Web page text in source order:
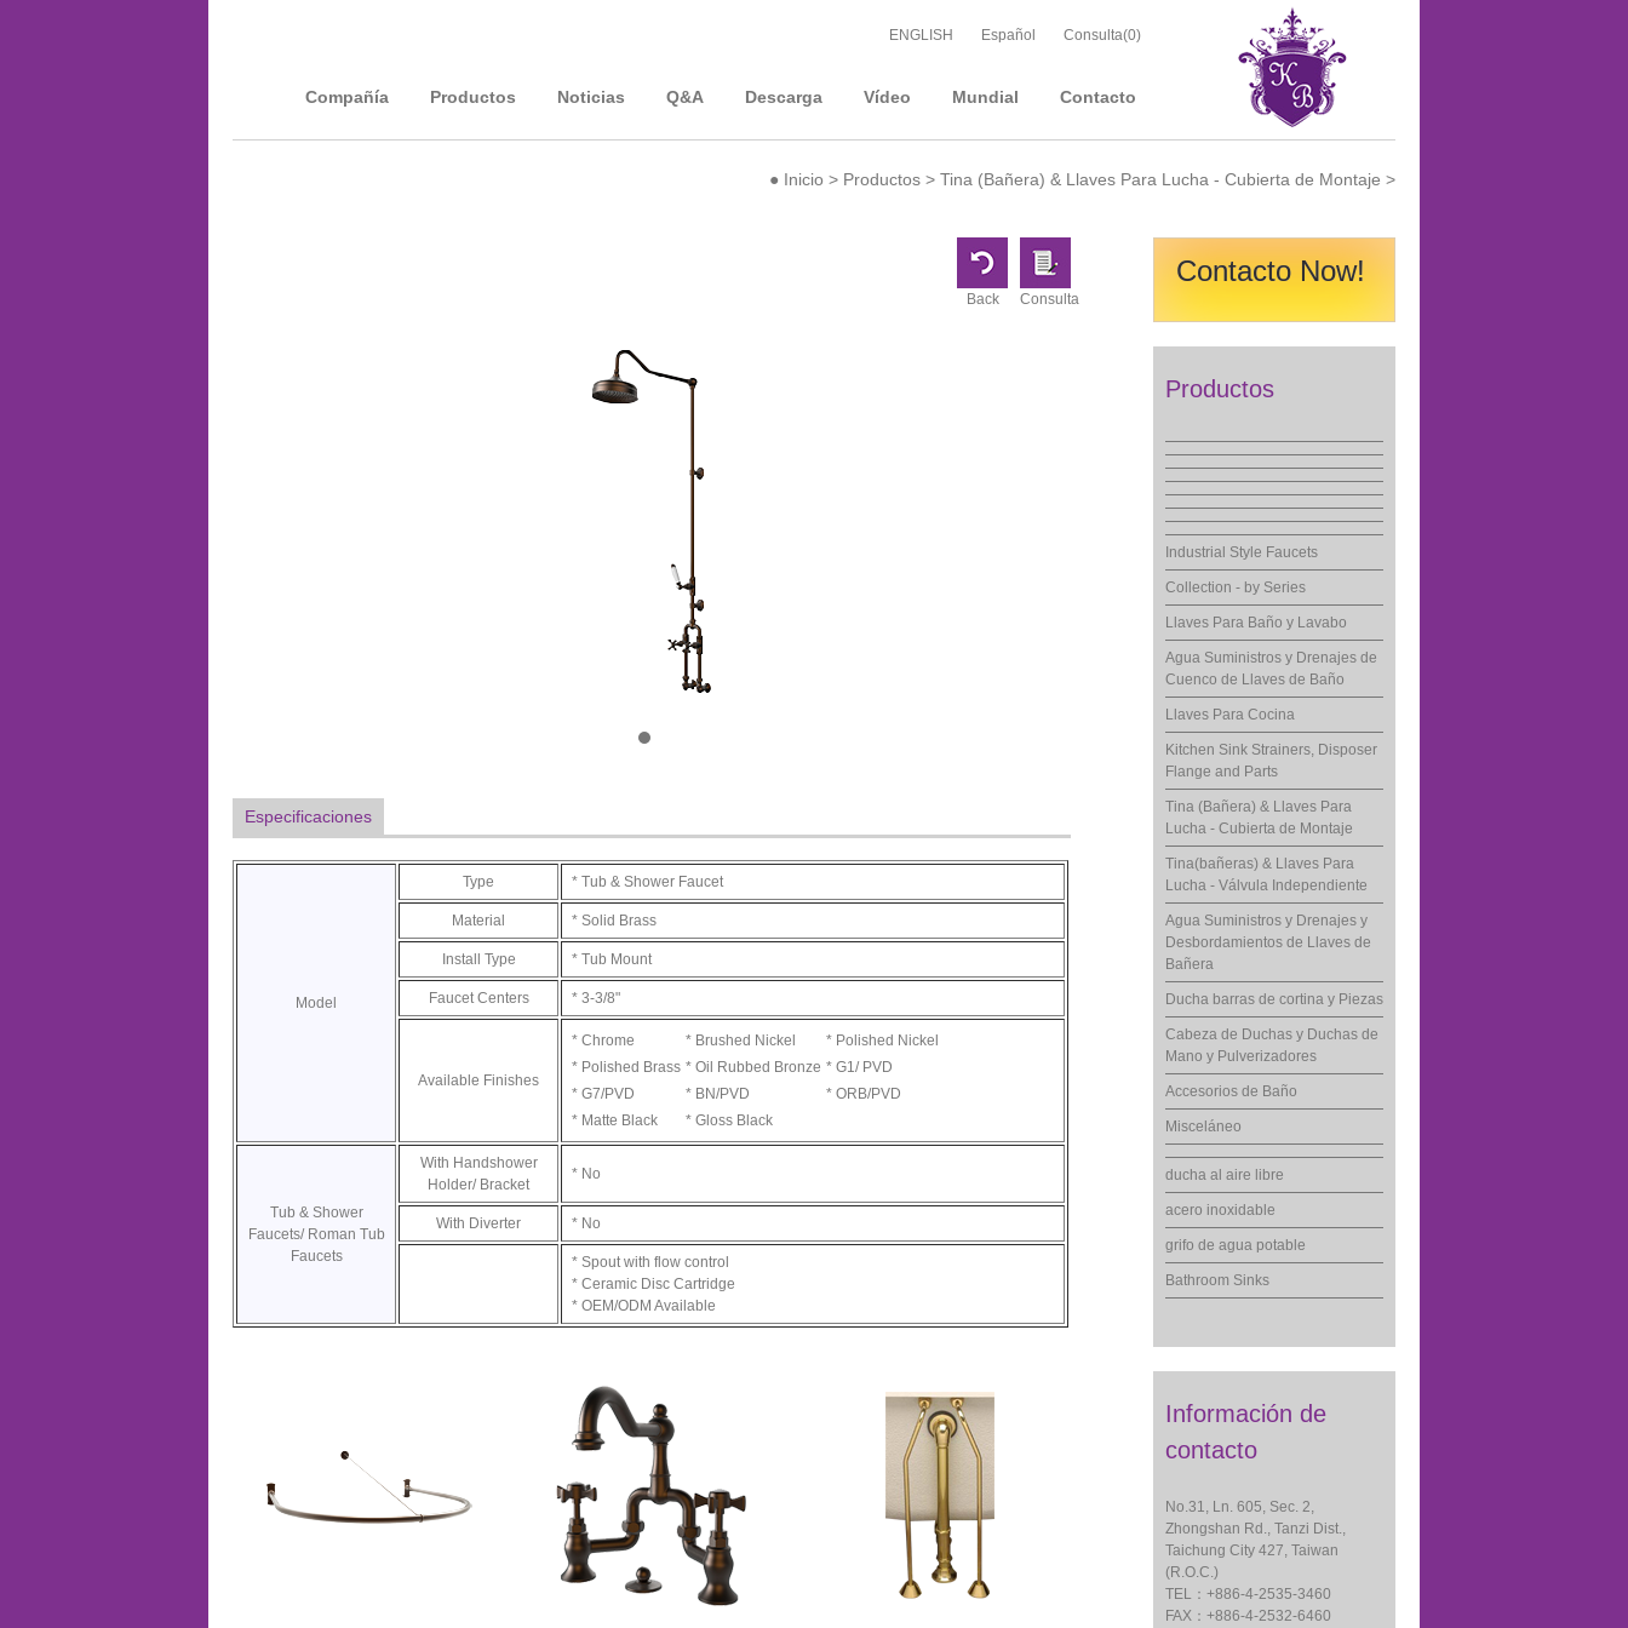
ENGLISH Español Consulta(0)
Compañía Productos Noticias Q&A Descarga Vídeo Mundial Contacto
● Inicio > Productos > Tina (Bañera) & Llaves Para Lucha - Cubierta de Montaje >
Back Consulta
Especificaciones
Model
Type * Tub & Shower Faucet
Material * Solid Brass
Install Type * Tub Mount
Faucet Centers * 3-3/8"
Available Finishes
* Chrome * Brushed Nickel
* Polished Nickel
* Polished Brass * Oil Rubbed Bronze * G1/ PVD
* G7/PVD
* BN/PVD
* ORB/PVD
* Matte Black
* Gloss Black
Tub & Shower
Faucets/ Roman Tub
Faucets
With Handshower
Holder/ Bracket
* No
With Diverter * No
* Spout with flow control
* Ceramic Disc Cartridge
* OEM/ODM Available
Contacto Now!
Productos
Industrial Style Faucets
Collection - by Series
Llaves Para Baño y Lavabo
Agua Suministros y Drenajes de
Cuenco de Llaves de Baño
Llaves Para Cocina
Kitchen Sink Strainers, Disposer
Flange and Parts
Tina (Bañera) & Llaves Para
Lucha - Cubierta de Montaje
Tina(bañeras) & Llaves Para
Lucha - Válvula Independiente
Agua Suministros y Drenajes y
Desbordamientos de Llaves de
Bañera
Ducha barras de cortina y Piezas
Cabeza de Duchas y Duchas de
Mano y Pulverizadores
Accesorios de Baño
Misceláneo
ducha al aire libre
acero inoxidable
grifo de agua potable
Bathroom Sinks
Información de
contacto
No.31, Ln. 605, Sec. 2,
Zhongshan Rd., Tanzi Dist.,
Taichung City 427, Taiwan
(R.O.C.)
TEL：+886-4-2535-3460
FAX：+886-4-2532-6460